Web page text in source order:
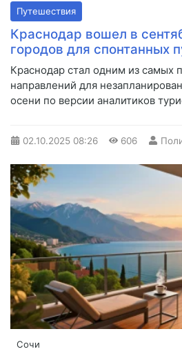
Путешествия
Краснодар вошел в
городов для спонтанных
Краснодар стал одним из самых
направлений для
осени по версии аналитиков
02.10.2025 08:26 606
Сочи